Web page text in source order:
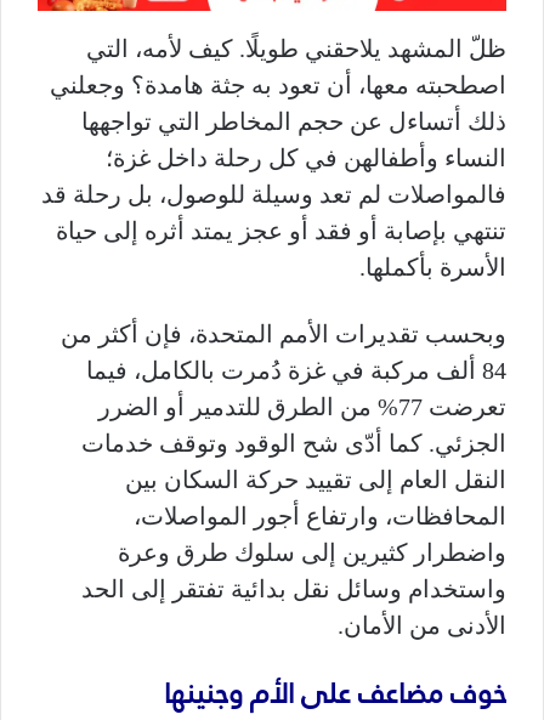
ظلّ المشهد يلاحقني طويلًا. كيف لأمه، التي
اصطحبته معها، أن تعود به جثة هامدة؟ وجعلني
ذلك أتساءل عن حجم المخاطر التي تواجهها
النساء وأطفالهن في كل رحلة داخل غزة؛
فالمواصلات لم تعد وسيلة للوصول، بل رحلة قد
تنتهي بإصابة أو فقد أو عجز يمتد أثره إلى حياة
الأسرة بأكملها.
وبحسب تقديرات الأمم المتحدة، فإن أكثر من
84 ألف مركبة في غزة دُمرت بالكامل، فيما
تعرضت 77% من الطرق للتدمير أو الضرر
الجزئي. كما أدّى شح الوقود وتوقف خدمات
النقل العام إلى تقييد حركة السكان بين
المحافظات، وارتفاع أجور المواصلات،
واضطرار كثيرين إلى سلوك طرق وعرة
واستخدام وسائل نقل بدائية تفتقر إلى الحد
الأدنى من الأمان.
خوف مضاعف على الأم وجنينها